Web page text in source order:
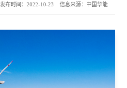
发布时间：2022-10-23 信息来源：中国华能